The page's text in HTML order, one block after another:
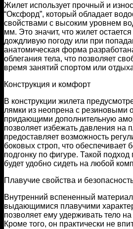
Жилет использует прочный и
“Оксфорд”, который обладает
свойствами с высоким уровнем
мм. Это значит, что жилет
дождливую погоду или при
анатомическая форма
облегания тела, что позволяет
время занятий спортом или
Конструкция и комфорт
В конструкции жилета
лямки из неопрена с резиновыми
придающими дополнительную
позволяет избежать давления на
предоставляет возможность
боковых строп, что обеспечивает
подгонку по фигуре. Такой подход
будет удобно сидеть на любой
Плавучие свойства и
Внутренний вспененный
выдающимися плавучими
позволяет ему удерживать тело
Кроме того, он практически не